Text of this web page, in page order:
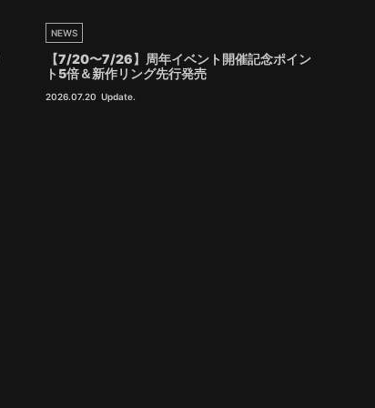
NEWS
【7/20〜7/26】周年イベント開催記念ポイン
ト5倍＆新作リング先行発売
2026.07.20 Update.